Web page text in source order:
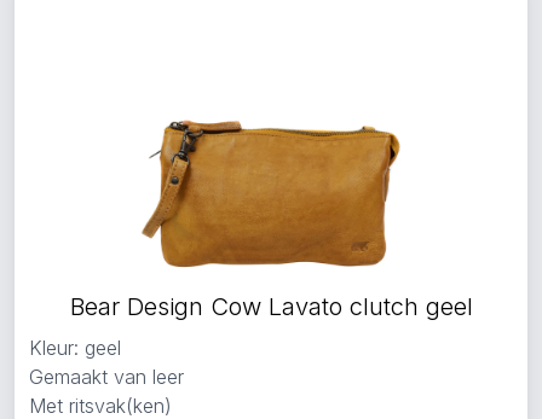
Bear Design Cow Lavato clutch geel
Kleur: geel
Gemaakt van leer
Met ritsvak(ken)